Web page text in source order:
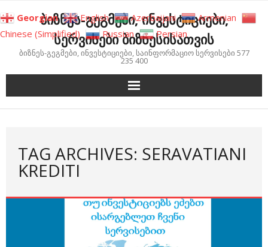
to
content
ბიზნეს-გეგმები, ინვესტიციები,
სერვისები ბიზნესისათვის
ბიზნეს-გეგმები, ინვესტიციები, საინფორმაციო სერვისები 577
235 400
TAG ARCHIVES: SERAVATIANI
KREDITI
Georgian English Azerbaijani
Armenian
Chinese (Simplified)
Russian Persian